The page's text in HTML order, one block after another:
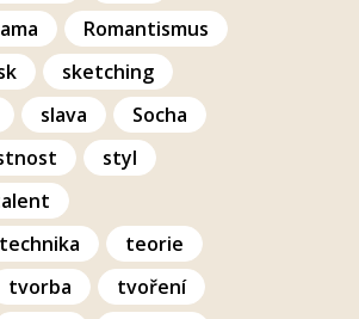
Romantismus
sketching
slava
Socha
styl
technika
teorie
tvorba
tvoření